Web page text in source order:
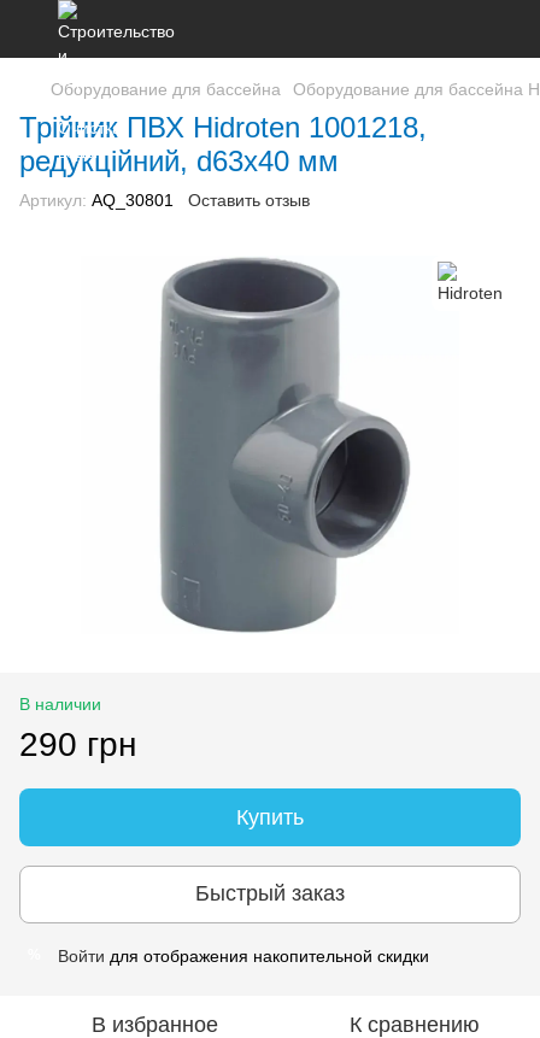
Оборудование для бассейна Оборудование для бассейна
Трійник ПВХ Hidroten 1001218,
редукційний, d63x40 мм
Артикул: AQ_30801 Оставить отзыв
В наличии
290 грн
Купить
Быстрый заказ
Войти для отображения накопительной скидки
В избранное К сравнению